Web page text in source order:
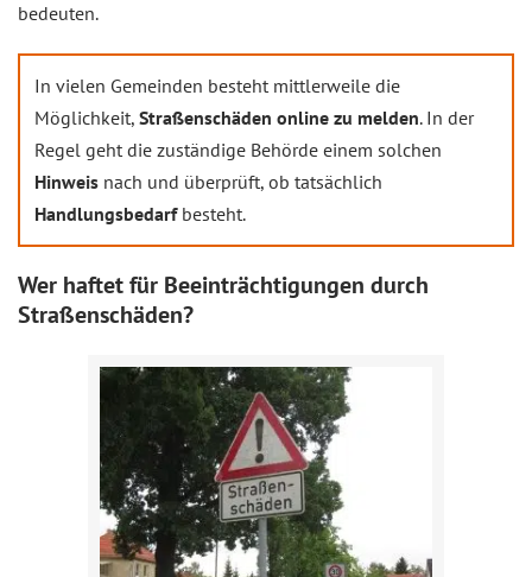
bedeuten.
In vielen Gemeinden besteht mittlerweile die
Möglichkeit, Straßenschäden online zu melden. In der
Regel geht die zuständige Behörde einem solchen
Hinweis nach und überprüft, ob tatsächlich
Handlungsbedarfbesteht.
Wer haftet für Beeinträchtigungen durch
Straßenschäden?